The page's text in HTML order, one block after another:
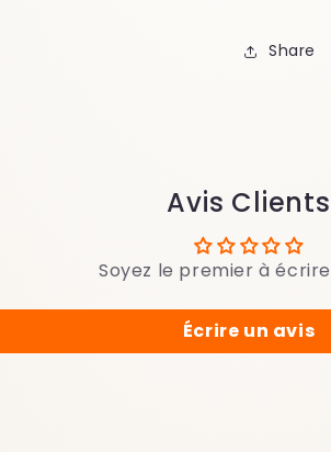
Share
Avis Clients
Soyez le premier à
Écrire un avis